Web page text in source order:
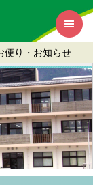
便り・お知らせ